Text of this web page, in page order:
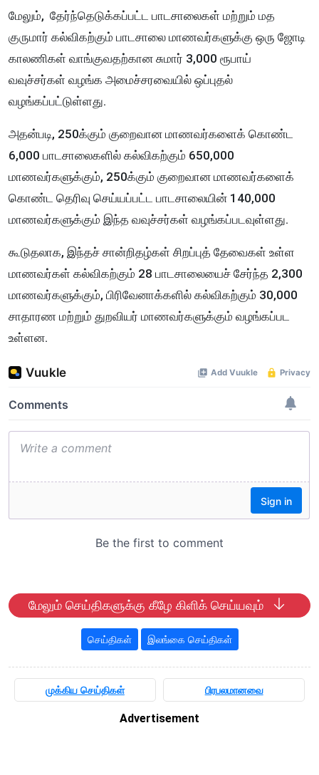
மேலும், தேர்ந்தெடுக்கப்பட்ட பாடசாலைகள் மற்றும் மத
குருமார் கல்விகற்கும் பாடசாலை மாணவர்களுக்கு ஒரு ஜோடி
காலணிகள் வாங்குவதற்கான சுமார் 3,000 ரூபாய்
வவுச்சர்கள் வழங்க அமைச்சரவையில் ஒப்புதல்
வழங்கப்பட்டுள்ளது.
அதன்படி, 250க்கும் குறைவான மாணவர்களைக் கொண்ட
6,000 பாடசாலைகளில் கல்விகற்கும் 650,000
மாணவர்களுக்கும், 250க்கும் குறைவான மாணவர்களைக்
கொண்ட தெரிவு செய்யப்பட்ட பாடசாலையின் 140,000
மாணவர்களுக்கும் இந்த வவுச்சர்கள் வழங்கப்படவுள்ளது.
கூடுதலாக, இந்தச் சான்றிதழ்கள் சிறப்புத் தேவைகள் உள்ள
மாணவர்கள் கல்விகற்கும் 28 பாடசாலையைச் சேர்ந்த 2,300
மாணவர்களுக்கும், பிரிவேனாக்களில் கல்விகற்கும் 30,000
சாதாரண மற்றும் துறவியர் மாணவர்களுக்கும் வழங்கப்பட
உள்ளன.
மேலும் செய்திகளுக்கு கீழே கிளிக் செய்யவும்
செய்திகள் இலங்கை செய்திகள்
முக்கிய செய்திகள் பிரபலமானவை
Advertisement